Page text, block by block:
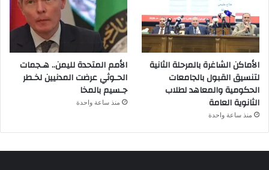
الأماكن الشاغرة بالمرحلة الثانية
لتنسيق القبول بالجامعات
الحكومية والمعاهد لطلاب
الثانوية العامة
منذ ساعة واحدة
الأمم المتحدة لليمن.. هـجمات
الحـوثي عرضت المدنيين لخـطر
جـسيم بالمخا
منذ ساعة واحدة